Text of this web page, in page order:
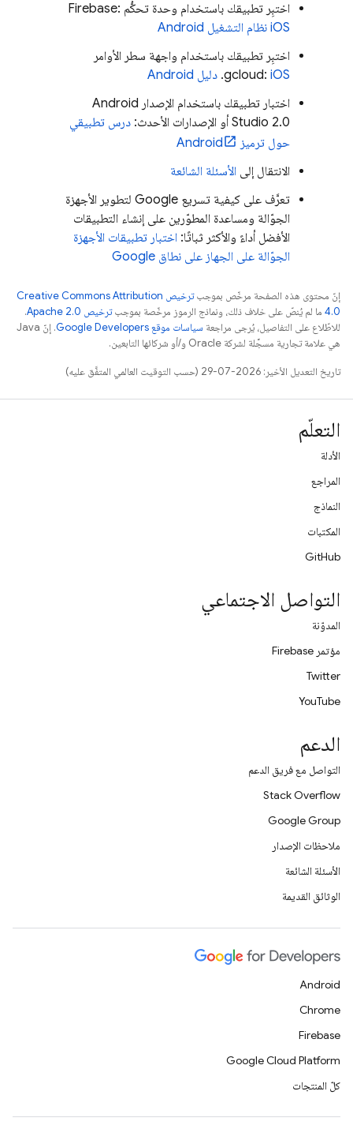
اختبِر تطبيقك باستخدام وحدة تحكُّم Firebase:
iOS نظام التشغيل Android
اختبِر تطبيقك باستخدام واجهة سطر الأوامر
gcloud: iOS
. دليل Android
اختبار تطبيقك باستخدام الإصدار Android
Studio 2.0 أو الإصدارات الأحدث:
درس تطبيقي
حول ترميز Android
الانتقال إلى الأسئلة الشائعة
تعرَّف على كيفية تسريع Google لتطوير الأجهزة
الجوّالة ومساعدة المطوّرين على إنشاء التطبيقات
الأفضل أداءً والأكثر ثباتًا: اختبار تطبيقات الأجهزة
الجوّالة على الجهاز على نطاق Google
إنّ محتوى هذه الصفحة مرخّص بموجب
ترخيص Creative Commons Attribution
4.0‏ ما لم يُنصّ على خلاف ذلك، ونماذج الرموز مرخّصة بموجبترخيص Apache 2.0‏
.
للاطّلاع على التفاصيل، يُرجى مراجعة سياسات موقع Google Developers‏
. إنّ Java
هي علامة تجارية مسجَّلة لشركة Oracle و/أو شركائها التابعين.
تاريخ التعديل الأخير: 2026-07-29 (حسب التوقيت العالمي المتفَّق عليه)
التعلّم
الأدلة
المراجع
النماذج
المكتبات
GitHub
التواصل الاجتماعي
المدوّنة
مؤتمر Firebase
Twitter
YouTube
الدعم
التواصل مع فريق الدعم
Stack Overflow
Google Group
ملاحظات الإصدار
الأسئلة الشائعة
الوثائق القديمة
Android
Chrome
Firebase
Google Cloud Platform
كلّ المنتجات